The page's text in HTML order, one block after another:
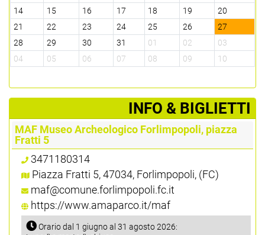
14
15 16 17 18 19
20
21
22 23 24 25 26
27
28
29 30 31 01 02
03
04
05 06 07 08 09 10
­INFO & BIGLIETTI
MAF Museo Archeologico Forlimpopoli, piazza
Fratti 5
3471180314
Piazza Fratti 5, 47034, Forlimpopoli, (FC)
maf@comune.forlimpopoli.fc.it
https://www.amaparco.it/maf
Orario dal 1 giugno al 31 agosto 2026: